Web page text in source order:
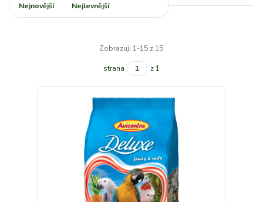
Nejnovější Nejlevnější
Zobrazuji 1-15 z 15
strana z 1